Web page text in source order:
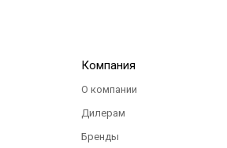
Компания
О компании
Дилерам
Бренды